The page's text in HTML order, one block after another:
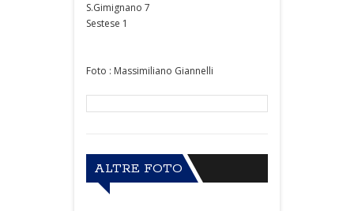
S.Gimignano 7
Sestese 1
Foto : Massimiliano Giannelli
ALTRE FOTO